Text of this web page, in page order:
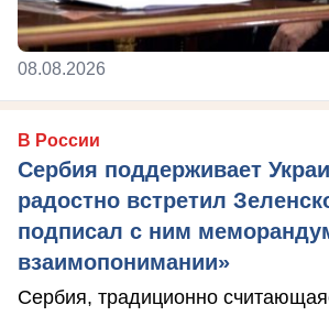
08.08.2026
В России
Сербия поддерживает
радостно встретил
подписал с ним
взаимопонимании»
Сербия, традиционно